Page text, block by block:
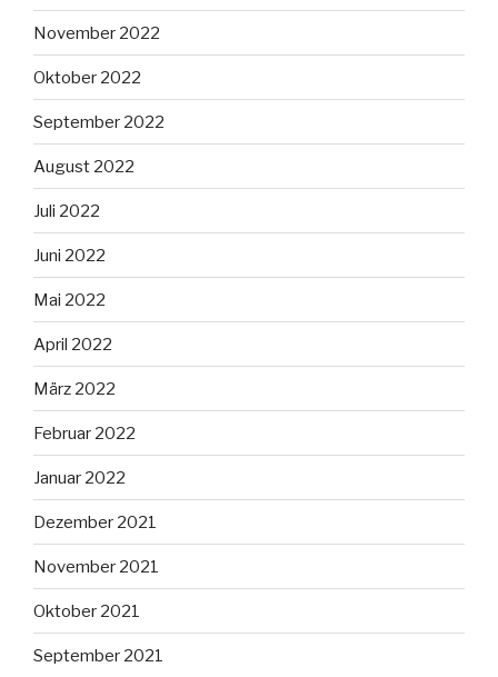
November 2022
Oktober 2022
September 2022
August 2022
Juli 2022
Juni 2022
Mai 2022
April 2022
März 2022
Februar 2022
Januar 2022
Dezember 2021
November 2021
Oktober 2021
September 2021